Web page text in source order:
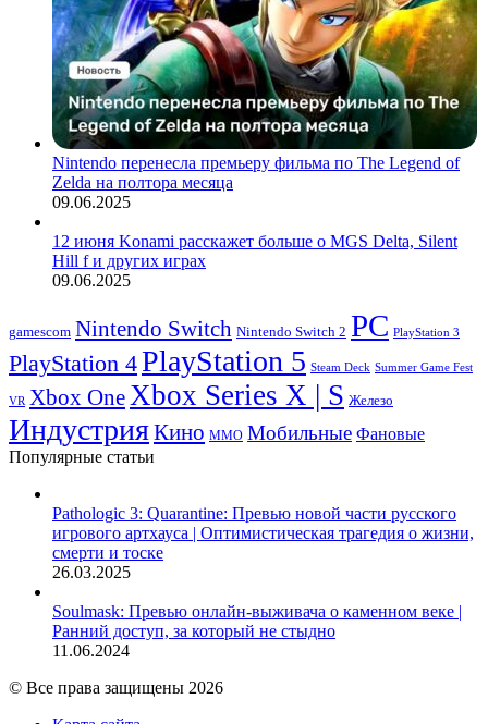
Nintendo перенесла премьеру фильма по The Legend of
Zelda на полтора месяца
09.06.2025
12 июня Konami расскажет больше о MGS Delta, Silent
Hill f и других играх
09.06.2025
gamescom Nintendo Switch Nintendo Switch 2 PC PlayStation 3
PlayStation 4PlayStation 5 Steam Deck Summer Game Fest
VR Xbox OneXbox Series X | S Железо
ИндустрияКино ММО Мобильные Фановые
Популярные статьи
Pathologic 3: Quarantine: Превью новой части русского
игрового артхауса | Оптимистическая трагедия о жизни,
смерти и тоске
26.03.2025
Soulmask: Превью онлайн-выживача о каменном веке |
Ранний доступ, за который не стыдно
11.06.2024
© Все права защищены 2026